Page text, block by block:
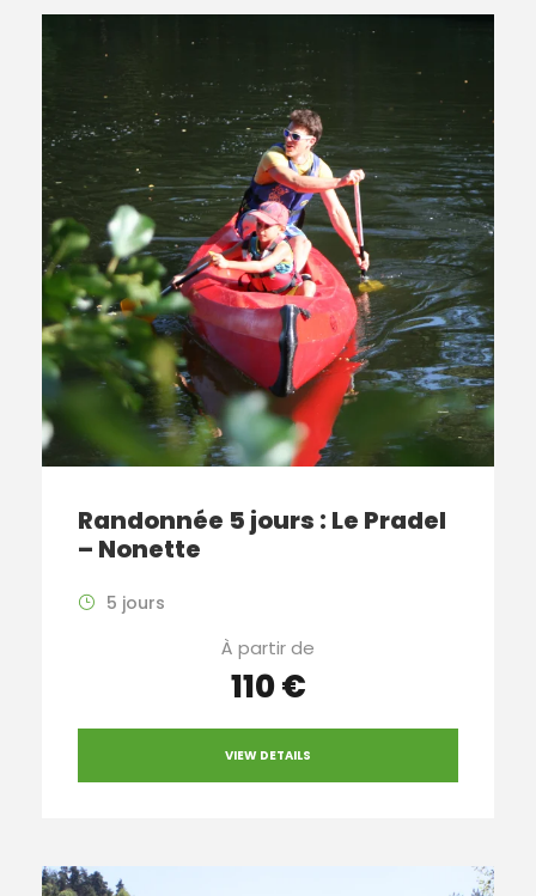
Randonnée 5 jours : Le Pradel
– Nonette
5 jours
À partir de
110 €
VIEW DETAILS